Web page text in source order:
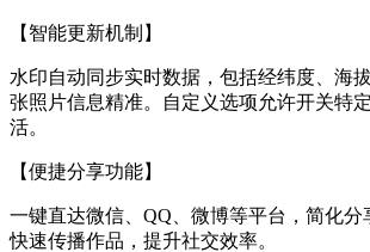
【智能更新机制】
水印自动同步实时数据，包括经纬度、海
张照片信息精准。自定义选项允许开关特
活。
【便捷分享功能】
一键直达微信、QQ、微博等平台，简化分
快速传播作品，提升社交效率。